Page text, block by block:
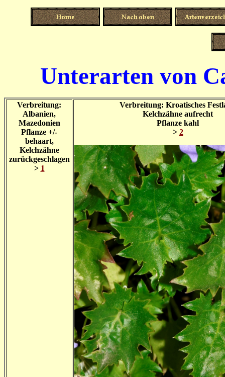
Unterarten von
Verbreitung:
Albanien,
Mazedonien
Pflanze +/-
behaart,
Kelchzähne
zurückgeschlagen
> 1
Verbreitung: Kroatisches
Kelchzähne aufrecht
Pflanze kahl
> 2